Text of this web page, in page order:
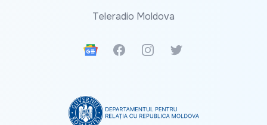
Teleradio Moldova
Google News
FacebookInstagramTwitter